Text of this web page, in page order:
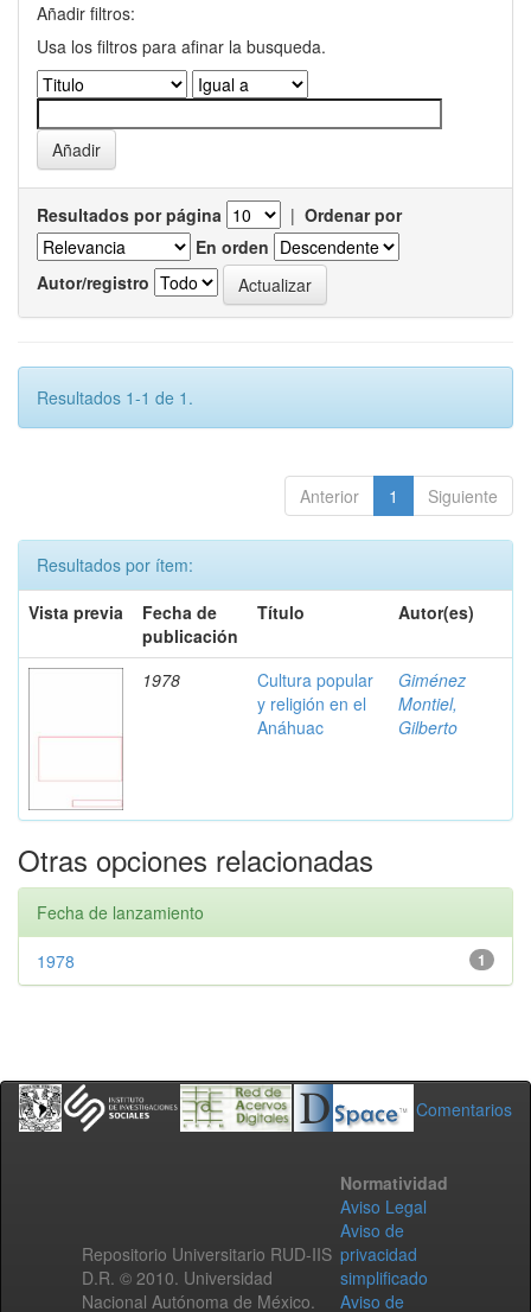
Añadir filtros:
Usa los filtros para afinar la busqueda.
Resultados por página | Ordenar por
En orden
Autor/registro
Resultados 1-1 de 1.
Anterior 1 Siguiente
Resultados por ítem:
Vista previa
Fecha de
publicación
Título Autor(es)
1978
Cultura popular
y religión en el
Anáhuac
Giménez
Montiel,
Gilberto
Otras opciones relacionadas
Fecha de lanzamiento
1
1978
Comentarios
Repositorio Universitario RUD-IIS
D.R. © 2010. Universidad
Nacional Autónoma de México.
Normatividad
Aviso Legal
Aviso de
privacidad
simplificado
Aviso de